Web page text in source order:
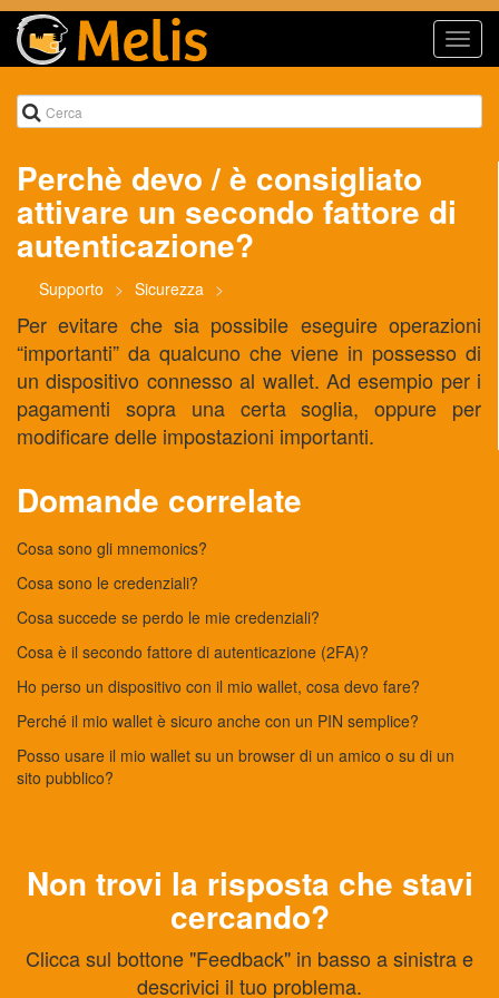
Perchè devo / è consigliato
attivare un secondo fattore di
autenticazione?
Supporto Sicurezza
Per evitare che sia possibile eseguire operazioni
“importanti” da qualcuno che viene in possesso di
un dispositivo connesso al wallet. Ad esempio per i
pagamenti sopra una certa soglia, oppure per
modificare delle impostazioni importanti.
Domande correlate
Cosa sono gli mnemonics?
Cosa sono le credenziali?
Cosa succede se perdo le mie credenziali?
Cosa è il secondo fattore di autenticazione (2FA)?
Ho perso un dispositivo con il mio wallet, cosa devo fare?
Perché il mio wallet è sicuro anche con un PIN semplice?
Posso usare il mio wallet su un browser di un amico o su di un
sito pubblico?
Non trovi la risposta che stavi
cercando?
Clicca sul bottone "Feedback" in basso a sinistra e
descrivici il tuo problema.